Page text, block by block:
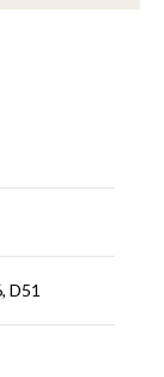
D51